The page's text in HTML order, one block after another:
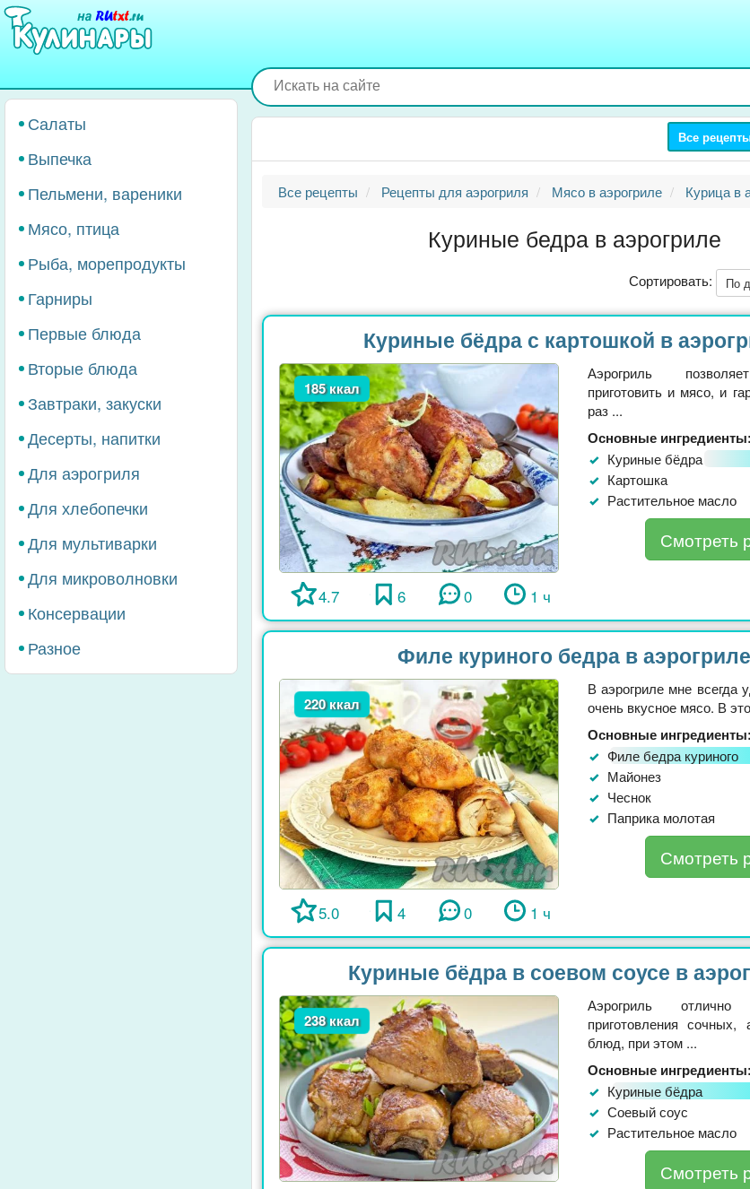
Перейти
основному
Салаты
Выпечка
Пельмени, вареники
Мясо, птица
Рыба, морепродукты
Гарниры
Первые блюда
Вторые блюда
Завтраки, закуски
Десерты, напитки
Для аэрогриля
Для хлебопечки
Для мультиварки
Для микроволновки
Консервации
Разное
Все
Все рецепты Рецепты для аэрогриля Мясо в аэрогриле Курица в
Куриные бедра в аэрогриле
Сортировать: По
Куриные бёдра с картошкой в
185 ккал
4.7 6 0 1 ч
Аэрогриль
приготовить и мясо, и
раз ...
Основные ингредиенты:
Куриные бёдра
Картошка
Растительное масло
Смотреть
Филе куриного бедра в аэрогриле
220 ккал
5.0 4 0 1 ч
В аэрогриле мне всегда
очень вкусное мясо. В
Основные ингредиенты:
Филе бедра куриного
Майонез
Чеснок
Паприка молотая
Смотреть
Куриные бёдра в соевом соусе в
238 ккал
Аэрогриль
приготовления
блюд, при этом ...
Основные ингредиенты:
Куриные бёдра
Соевый соус
Растительное масло
Смотреть